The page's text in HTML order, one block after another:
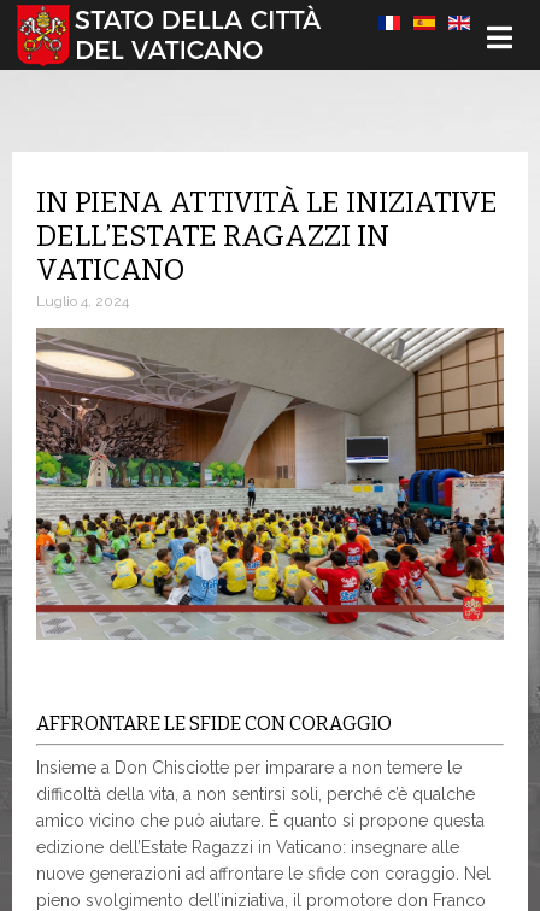
Seleziona la tua lingua
IN PIENA ATTIVITÀ LE INIZIATIVE
DELL’ESTATE RAGAZZI IN
VATICANO
Luglio 4, 2024
AFFRONTARE LE SFIDE CON CORAGGIO
Insieme a Don Chisciotte per imparare a non temere le
difficoltà della vita, a non sentirsi soli, perché c’è qualche
amico vicino che può aiutare. È quanto si propone questa
edizione dell’Estate Ragazzi in Vaticano: insegnare alle
nuove generazioni ad affrontare le sfide con coraggio. Nel
pieno svolgimento dell’iniziativa, il promotore don Franco